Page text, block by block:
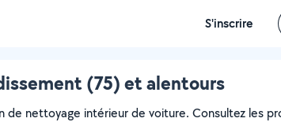
S'inscrire
(75) et alentours
de nettoyage intérieur de voiture. Consultez les